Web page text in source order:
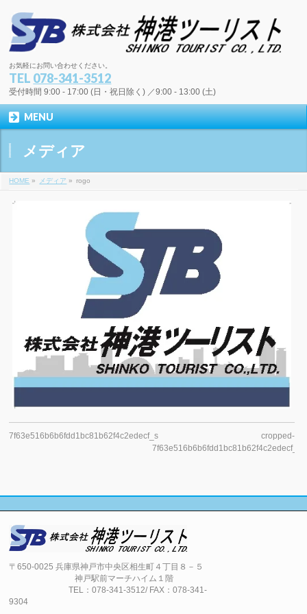
お気軽にお問い合わせください。
TEL 078-341-3512
受付時間 9:00 - 17:00 (日・祝日除く) ／9:00 - 13:00 (土)
MENU
メディア
HOME » メディア » rogo
7f63e516b6b6fdd1bc81b62f4c2edecf_s
cropped-
〒650-0025 兵庫県神戸市中央区相生町４丁目８－５
神戸駅前マーチハイム１階
TEL：078-341-3512/ FAX：078-341-
9304